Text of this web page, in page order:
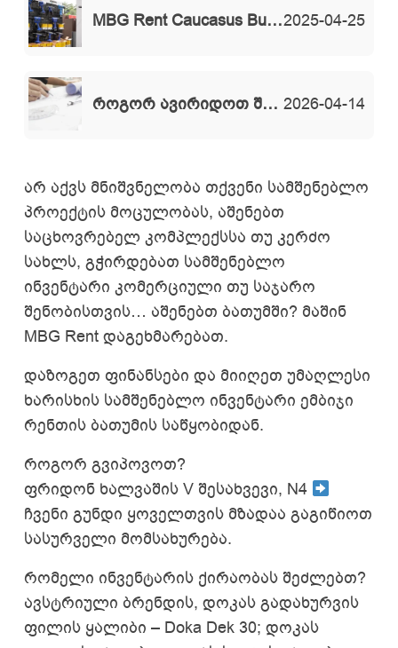
MBG Rent Caucasus Build-ის 2025 წლის გამოფენაზე2025-04-25
როგორ ავირიდოთ შეცდომები მშნებლობაში -ინჟინერ გიორგი ხუხუნაიშვილის პრაქტიკული რჩევები. 2026-04-14
არ აქვს მნიშვნელობა თქვენი სამშენებლო
პროექტის მოცულობას, აშენებთ
საცხოვრებელ კომპლექსსა თუ კერძო
სახლს, გჭირდებათ სამშენებლო
ინვენტარი კომერციული თუ საჯარო
შენობისთვის… აშენებთ ბათუმში? მაშინ
MBG Rent დაგეხმარებათ.
დაზოგეთ ფინანსები და მიიღეთ უმაღლესი
ხარისხის სამშენებლო ინვენტარი ემბიჯი
რენთის ბათუმის საწყობიდან.
როგორ გვიპოვოთ?
ფრიდონ ხალვაშის V შესახვევი, N4
ჩვენი გუნდი ყოველთვის მზადაა გაგიწიოთ
სასურველი მომსახურება.
რომელი ინვენტარის ქირაობას შეძლებთ?
ავსტრიული ბრენდის, დოკას გადახურვის
ფილის ყალიბი – Doka Dek 30; დოკას